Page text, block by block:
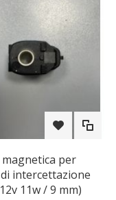
per
intercettazione
11w / 9 mm)